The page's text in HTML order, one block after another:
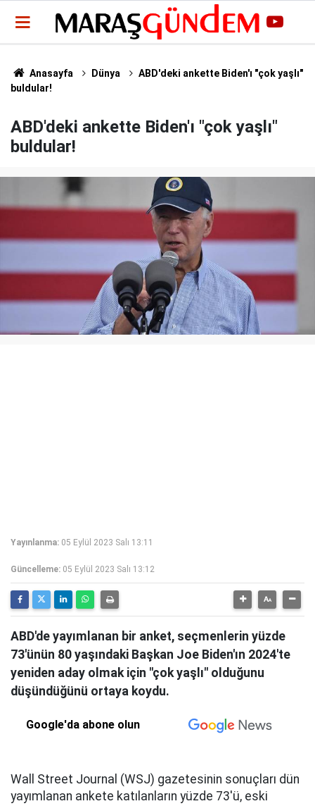
Anasayfa Dünya
ABD'deki ankette Biden'ı "çok yaşlı"
buldular!
ABD'deki ankette Biden'ı "çok yaşlı"
buldular!
Yayınlanma: 05 Eylül 2023 Salı 13:11
Güncelleme: 05 Eylül 2023 Salı 13:12
ABD'de yayımlanan bir anket, seçmenlerin yüzde
73'ünün 80 yaşındaki Başkan Joe Biden'ın 2024'te
yeniden aday olmak için "çok yaşlı" olduğunu
düşündüğünü ortaya koydu.
Google'da abone olun
Wall Street Journal (WSJ) gazetesinin sonuçları dün
yayımlanan ankete katılanların yüzde 73'ü, eski